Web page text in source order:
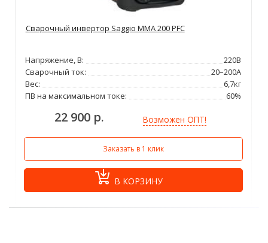
Сварочный инвертор Saggio MMA 200 PFC
Напряжение, В:
220В
Сварочный ток:
20–200А
Вес:
6,7кг
ПВ на максимальном токе:
60%
22 900 р. Возможен ОПТ!
Заказать в 1 клик
В КОРЗИНУ